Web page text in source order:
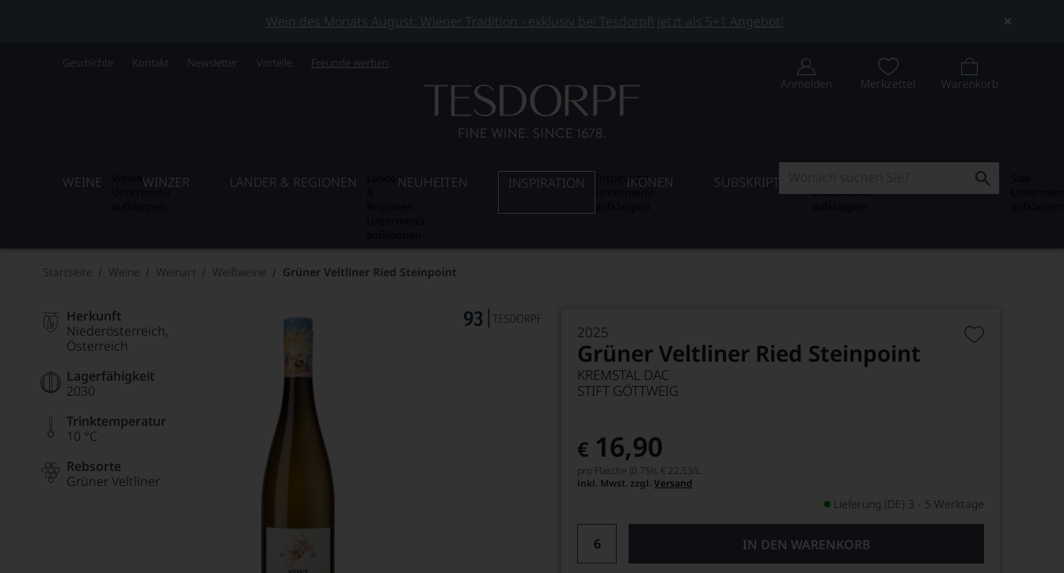
Wein des Monats August: Wiener Tradition - exklusiv bei Tesdorpf! Jetzt als 5+1 Angebot!
Geschichte Kontakt Newsletter Vorteile Freunde werben
Anmelden Merkzettel Warenkorb
WEINE WINZER LÄNDER & REGIONEN
LänderNEUHEITEN INSPIRATION
InspirationIKONEN SUBSKRIPTION
Untermenü
SALE
Startseite Weine Weinart Weißweine Grüner Veltliner Ried Steinpoint
Herkunft
Niederösterreich
Österreich
Lagerfähigkeit
2030
Trinktemperatur
10 °C
Rebsorte
Grüner Veltliner
2025
Grüner Veltliner Ried Steinpoint
KREMSTAL DAC
STIFT GÖTTWEIG
€ 16,90
pro Flasche (0.75l), € 22,53/L
inkl. Mwst. zzgl.Versand
Lieferung (DE) 3 - 5 Werktage
IN DEN WARENKORB